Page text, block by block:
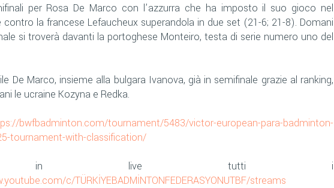
per Rosa De Marco con l’azzurra che ha imposto il suo gioco nel
contro la francese Lefaucheux superandola in due set (21-6; 21-8). Domani
si troverà davanti la portoghese Monteiro, testa di serie numero uno del
De Marco, insieme alla bulgara Ivanova, già in semifinale grazie al ranking,
le ucraine Kozyna e Redka.
bwfbadminton.com/tournament/5483/victor-european-para-badminton-
tournament-with-classification/
in live tutti i
c/TÜRKİYEBADMİNTONFEDERASYONUTBF/streams